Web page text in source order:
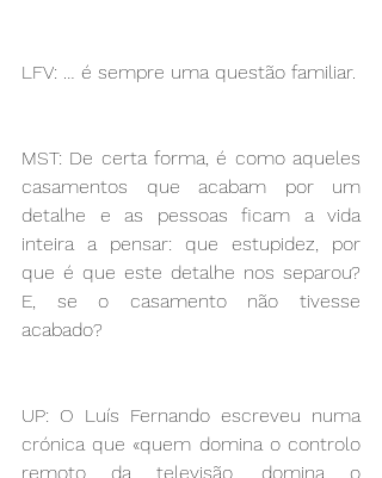
MST: De certa forma, é como aqueles
casamentos que acabam por um
detalhe e as pessoas ficam a vida
inteira a pensar: que estupidez, por
que é que este detalhe nos separou?
E, se o casamento não tivesse
acabado?
UP: O Luís Fernando escreveu numa
crónica que «quem domina o controlo
remoto da televisão, domina o